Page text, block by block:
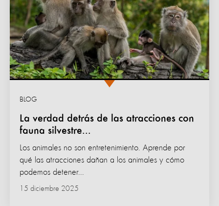
La verdad detrás de las atracciones con
fauna silvestre...
BLOG
15 diciembre 2025
Los animales no son entretenimiento. Aprende por
qué las atracciones dañan a los animales y cómo
podemos detener...